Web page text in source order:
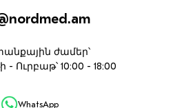
ժամեր՝
- Ուրբաթ՝ 10:00 - 18:00
WhatsApp